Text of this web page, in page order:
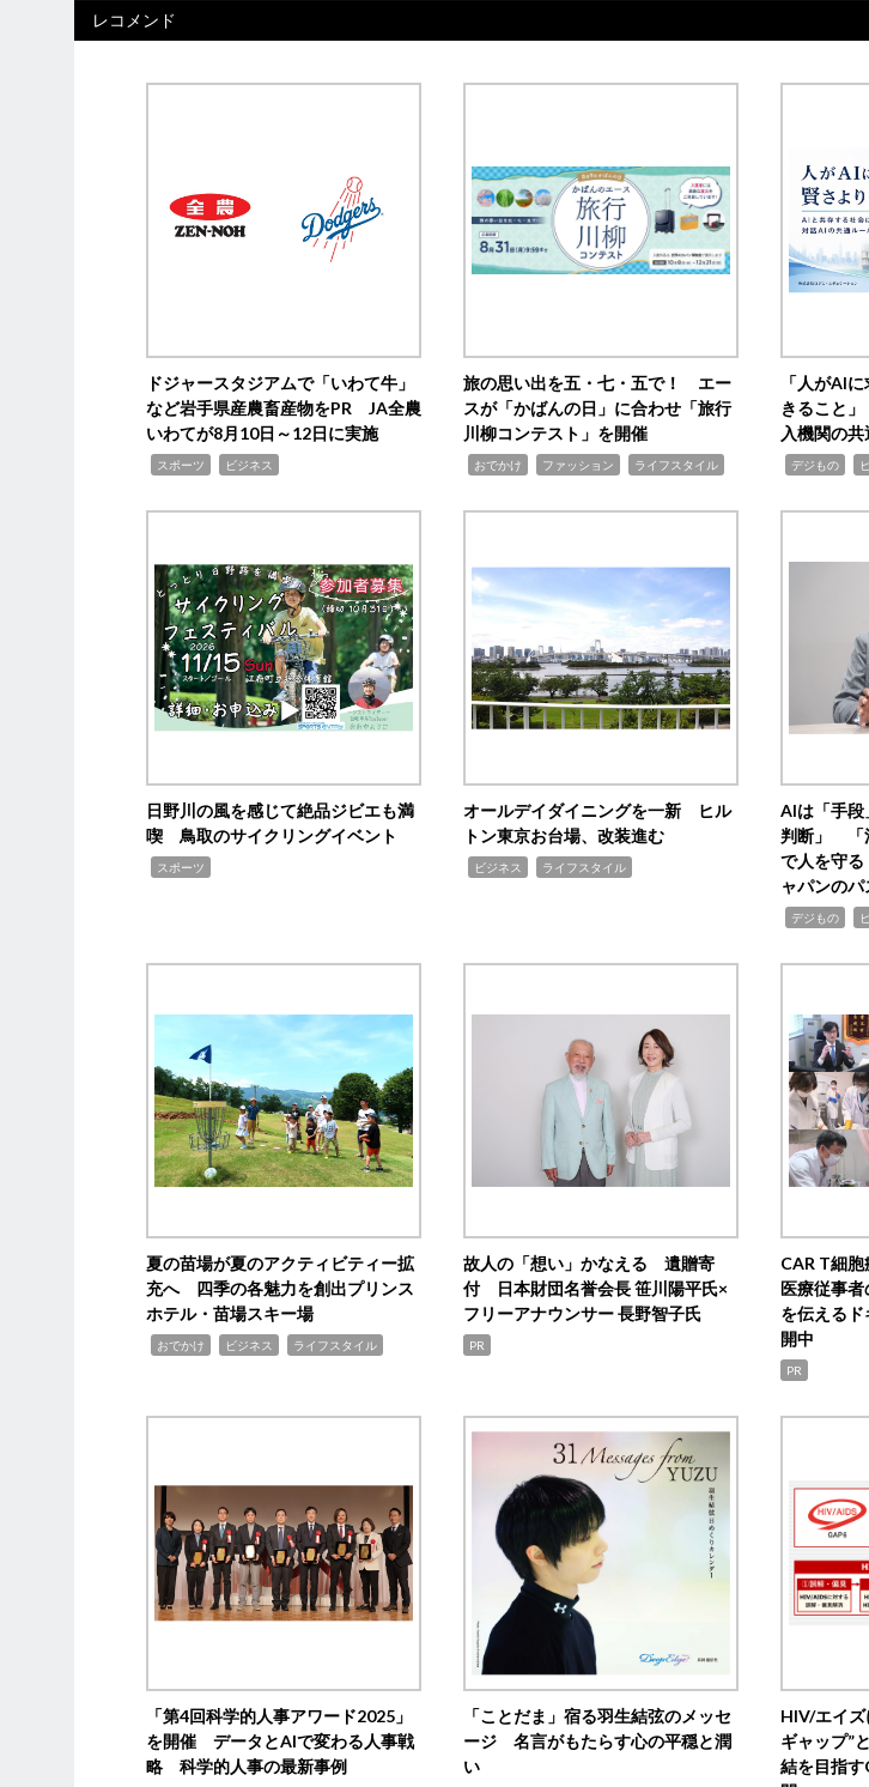
レコメンド
ドジャースタジアムで「いわて牛」
など岩手県産農畜産物をPR JA全農
いわてが8月10日～12日に実施
スポーツ ビジネス
旅の思い出を五・七・五で！ エー
スが「かばんの日」に合わせ「旅行
川柳コンテスト」を開催
おでかけ ファッション ライフスタイル
「人がAI
きること
入機関の
デジもの
日野川の風を感じて絶品ジビエも満
喫 鳥取のサイクリングイベント
スポーツ
オールデイダイニングを一新 ヒル
トン東京お台場、改装進む
ビジネス ライフスタイル
AIは「手段
判断」 「
で人を守
ャパンの
デジもの
夏の苗場が夏のアクティビティー拡
充へ 四季の各魅力を創出プリンス
ホテル・苗場スキー場
おでかけ ビジネス ライフスタイル
故人の「想い」かなえる 遺贈寄
付 日本財団名誉会長 笹川陽平氏×
フリーアナウンサー 長野智子氏
PR
CAR T細
医療従事
を伝える
開中
PR
「第4回科学的人事アワード2025」
を開催 データとAIで変わる人事戦
略 科学的人事の最新事例
「ことだま」宿る羽生結弦のメッセ
ージ 名言がもたらす心の平穏と潤
い
HIV/エイ
ギャップ”
結を目指